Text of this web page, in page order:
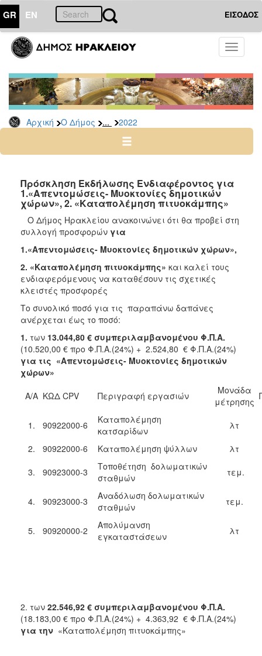
GR EN ΕΙΣΟΔΟΣ
Toggle
Αρχική Ο Δήμος ... 2022
ΔΗΜΟΣ
Δελτία
Τύπου
Αρχείο
2026
2024
2022
2021
2020
2019
2018
2017
2016
2015
2013
2012
2011
ΤΟΠΟΣ
ΠΟΛΙΤΙΣΜΟΣ
ΑΝΘΕΚΤΙΚΗ
Πρόσκληση Εκδήλωσης Ενδιαφέροντος για
1.«Απεντομώσεις- Μυοκτονίες δημοτικών
χώρων», 2. «Καταπολέμηση πιτυοκάμπης»
Ο Δήμος Ηρακλείου ανακοινώνει ότι θα προβεί στη
συλλογή προσφορών για
1.«Απεντομώσεις- Μυοκτονίες δημοτικών χώρων»,
2. «Καταπολέμηση πιτυοκάμπης» και καλεί τους
ενδιαφερόμενους να καταθέσουν τις σχετικές
κλειστές προσφορές
Το συνολικό ποσό για τις παραπάνω δαπάνες
ανέρχεται έως το ποσό:
1. των 13.044,80 € συμπεριλαμβανομένου Φ.Π.Α.
(10.520,00 € προ Φ.Π.Α.(24%) + 2.524,80 € Φ.Π.Α.(24%)
για τις «Απεντομώσεις- Μυοκτονίες δημοτικών
χώρων»
Α/Α ΚΩΔ CPV Περιγραφή εργασιών
Μονάδα
μέτρησης
1. 90922000-6
Καταπολέμηση
κατσαρίδων
λτ
2.
90922000-6 Καταπολέμηση ψύλλων
λτ
3.
90923000-3
Τοποθέτηση δολωματικών
σταθμών
τεμ.
4. 90923000-3
Αναδόλωση δολωματικών
σταθμών
τεμ.
5. 90920000-2
Απολύμανση
εγκαταστάσεων
λτ
2. των 22.546,92 € συμπεριλαμβανομένου Φ.Π.Α.
(18.183,00 € προ Φ.Π.Α.(24%) + 4.363,92 € Φ.Π.Α.(24%)
για την «Καταπολέμηση πιτυοκάμπης»